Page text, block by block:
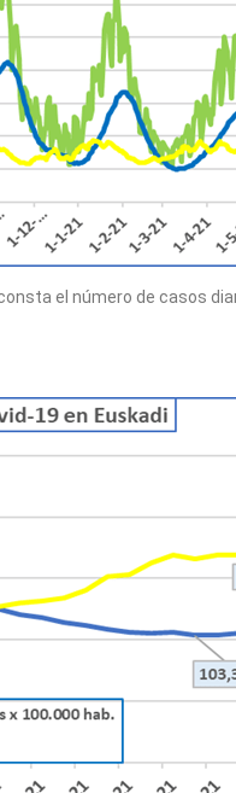
el número de casos